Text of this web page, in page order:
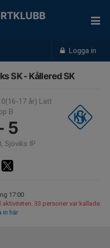
Logga in
SK - Kållered SK
17 år) Lätt
B
5
Sjöviks IP
17:00
33 personer var kallade.
in här